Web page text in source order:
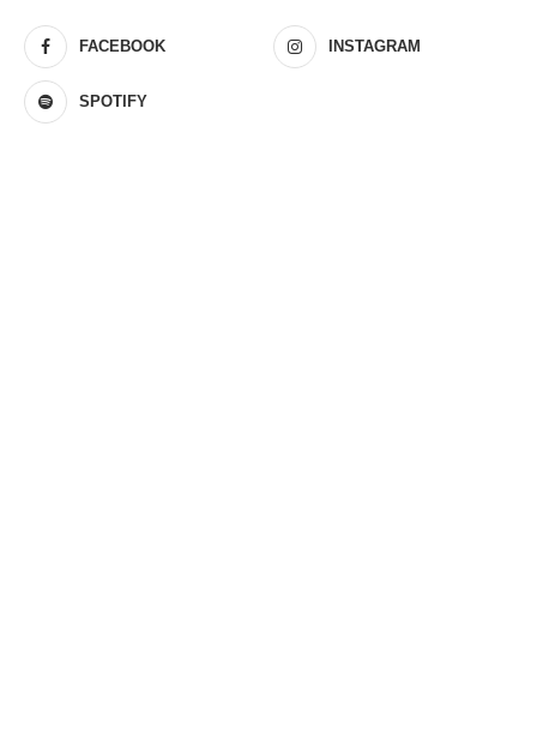
FACEBOOK INSTAGRAM
SPOTIFY